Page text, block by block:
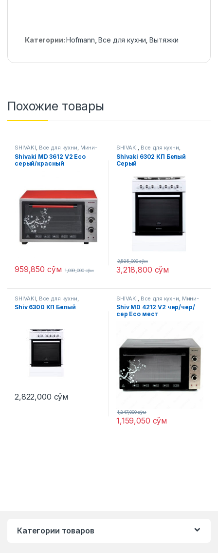
Категории:Hofmann ,Все для кухни ,Вытяжки
Похожие товары
SHIVAKI, Все для кухни, Мини-
печи
Shivaki MD 3612 V2 Eco
серый/красный
959,850 сўм 1,039,000сўм
SHIVAKI, Все для кухни,
Газовые плиты
Shivaki 6302 КП Белый
Серый
3,218,800 сўм
3,585,000сўм
SHIVAKI Все для кухни
Газовые плиты
Shiv 6300 КП Белый
2,822,000 сўм
SHIVAKI Все для кухни Мини-
печи
Shiv MD 4212 V2 чер/чер/
сер Eco мест
1,159,050 сўм
1,247,000сўм
Категории товаров